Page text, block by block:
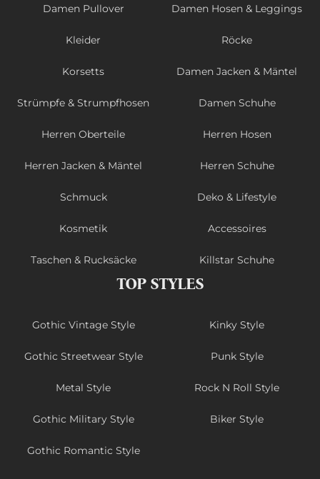
Damen Pullover Damen Hosen & Leggings
Kleider Röcke
Korsetts Damen Jacken & Mäntel
Strümpfe & Strumpfhosen Damen Schuhe
Herren Oberteile Herren Hosen
Herren Jacken & Mäntel Herren Schuhe
Schmuck Deko & Lifestyle
Kosmetik Accessoires
Taschen & Rucksäcke Killstar Schuhe
TOP STYLES
Gothic Vintage Style Kinky Style
Gothic Streetwear Style Punk Style
Metal Style Rock N Roll Style
Gothic Military Style Biker Style
Gothic Romantic Style